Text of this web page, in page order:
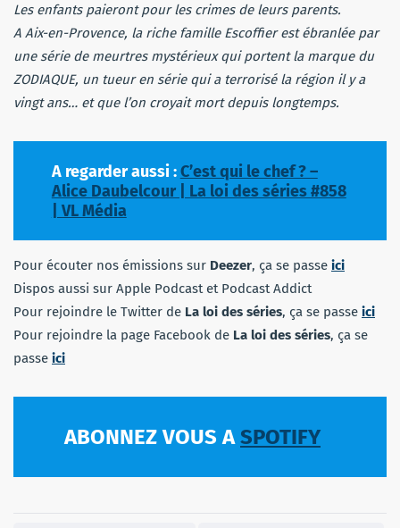
Les enfants paieront pour les crimes de leurs parents.
A Aix-en-Provence, la riche famille Escoffier est ébranlée par
une série de meurtres mystérieux qui portent la marque du
ZODIAQUE, un tueur en série qui a terrorisé la région il y a
vingt ans… et que l’on croyait mort depuis longtemps.
A regarder aussi :C’est qui le chef ? –
Alice Daubelcour | La loi des séries #858
| VL Média
Pour écouter nos émissions sur Deezer, ça se passe ici
Dispos aussi sur Apple Podcast et Podcast Addict
Pour rejoindre le Twitter de La loi des séries, ça se passe ici
Pour rejoindre la page Facebook de La loi des séries, ça se
passe ici
ABONNEZ VOUS ASPOTIFY